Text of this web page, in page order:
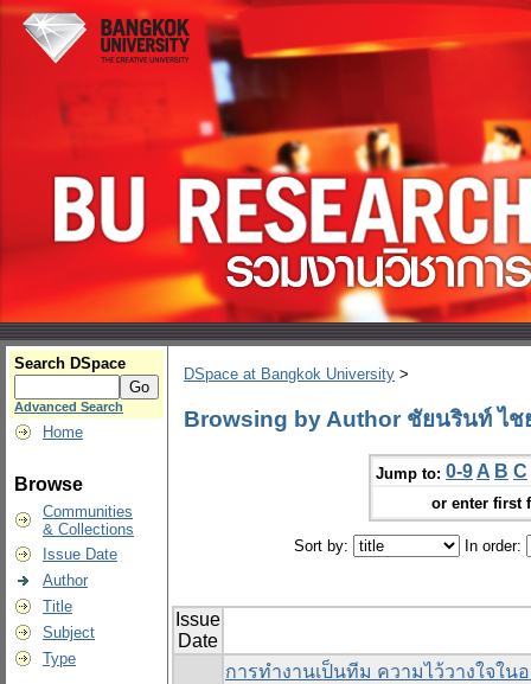
Search DSpace
Advanced Search
Home
Browse
Communities
& Collections
Issue Date
Author
Title
Subject
Type
DSpace at Bangkok University >
Browsing by Author ชัยนรินท์ ไช
Jump to: 0-9 A B C
or enter first
Sort by: In order:
Issue
Date
การทำงานเป็นทีม ความไว้วางใจใ